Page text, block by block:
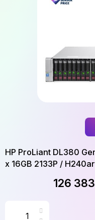
HP ProLiant DL380
x 16GB 2133P /
126